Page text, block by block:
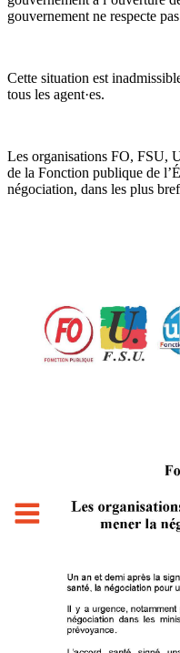
gouvernement ne respecte
Cette situation est
tous les agent·es.
Les organisations FO, FSU,
de la Fonction publique de
négociation, dans les plus